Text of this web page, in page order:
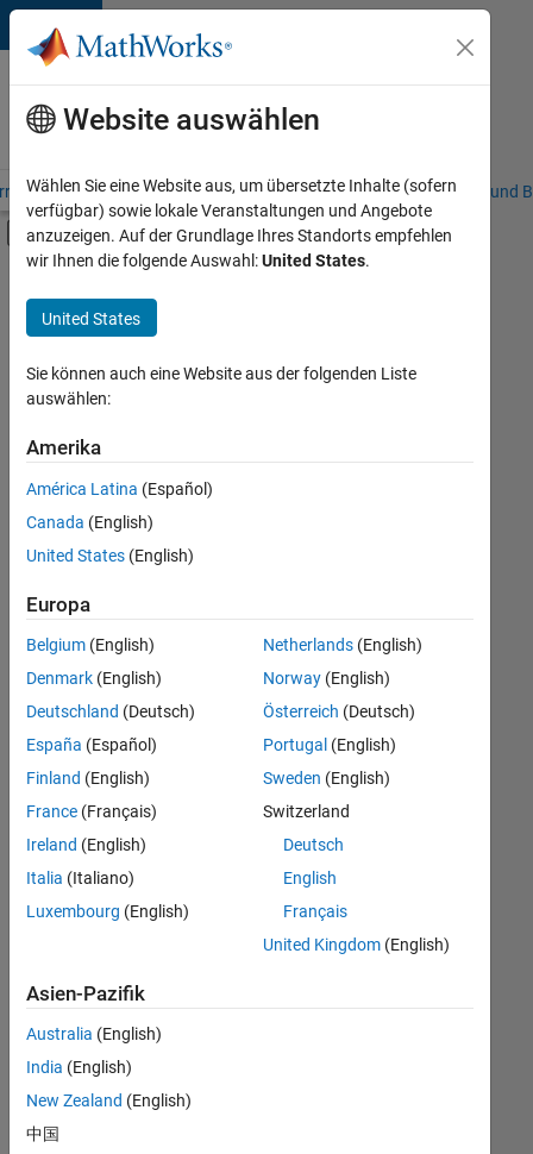
Weiter zum Inhalt
Karriere
bei
MathWorks
– Übersicht Stellensuche Niederlassungen Studierende und
Umschaltung für Off-Canvas-
Hauptinhalt
Praktika
Commercial Sales
Customer Support
Education Sales
Sales Operations
Marketing Communications
Marketing Services
Business Model Team
+7
Derzeit
es
keine
offenen
Stellen,
Ihren
Suchkriterien
entsprechen.
können
die
Suchkriterien
weiter
fassen
oder
alle
Stellenangebote
anzeigen .
noch
keine
offenen
Stellen
können,
Website auswählen
Wählen Sie eine Website aus, um übersetzte Inhalte (sofern
verfügbar) sowie lokale Veranstaltungen und Angebote
anzuzeigen. Auf der Grundlage Ihres Standorts empfehlen
wir Ihnen die folgende Auswahl:United States.
United States
Sie können auch eine Website aus der folgenden Liste
auswählen:
Amerika
América Latina (Español)
Canada (English)
United States (English)
Europa
Belgium (English)
Denmark (English)
Deutschland (Deutsch)
España (Español)
Finland (English)
France (Français)
Ireland (English)
Italia (Italiano)
Luxembourg (English)
Netherlands(English)
Norway(English)
Österreich (Deutsch)
Portugal (English)
Sweden (English)
Switzerland
Deutsch
English
Français
United Kingdom(English)
Asien-Pazifik
Australia (English)
India (English)
New Zealand (English)
中国